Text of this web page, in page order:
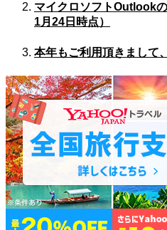
マイクロソフトOutlook
1月24日時点）
本年もご利用頂きまして